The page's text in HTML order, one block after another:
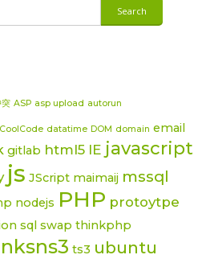
突 ASP asp upload autorun
CoolCode datatime DOM domain email
gitlab html5 IE javascript
js JScript maimaij mssql
nodejs PHP protoytpe
sql swap thinkphp
ts3 ubuntu